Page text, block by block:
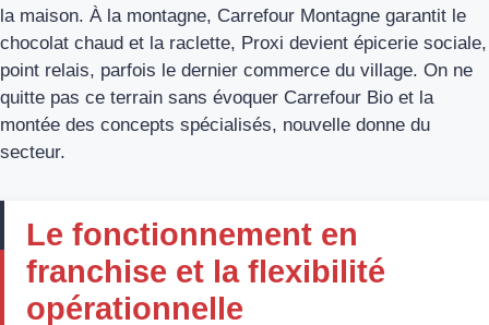
la maison. À la montagne, Carrefour Montagne garantit le
chocolat chaud et la raclette, Proxi devient épicerie sociale,
point relais, parfois le dernier commerce du village. On ne
quitte pas ce terrain sans évoquer Carrefour Bio et la
montée des concepts spécialisés, nouvelle donne du
secteur.
Le fonctionnement en
franchise et la flexibilité
opérationnelle